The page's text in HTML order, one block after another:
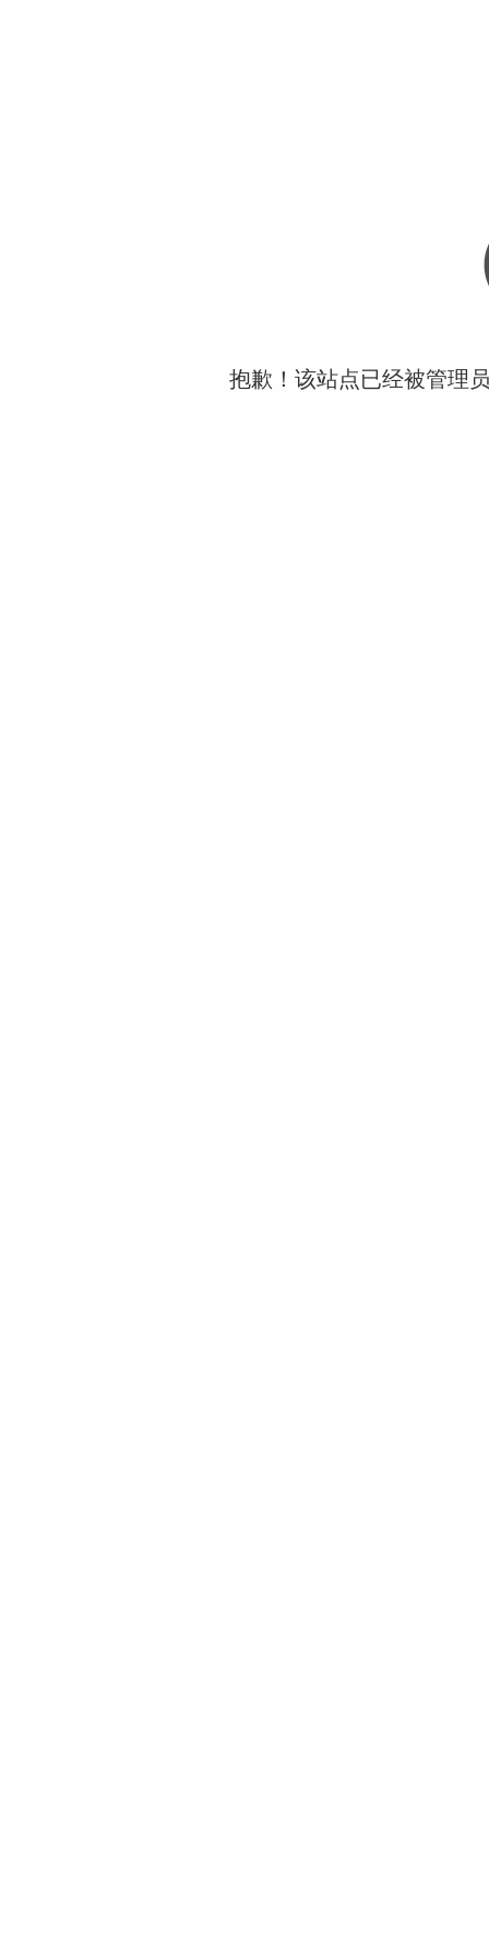
抱歉！该站点已经被管理